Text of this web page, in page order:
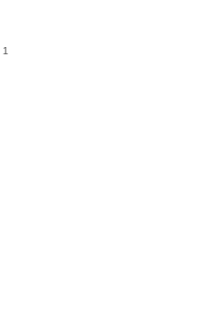
1